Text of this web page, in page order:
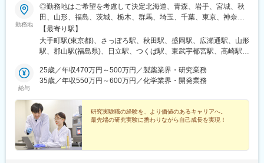
県)、東比恵駅、鹿児島中央駅、水道町駅、五島町駅、旭橋駅、西
早稲田駅、末広町駅(東京都)、立川南駅、高輪ゲートウェイ駅、九
品仏駅、新高島駅、東宿郷駅、葭川公園駅、大神宮下駅、大通
駅、仙台駅、栄町駅(愛知県)、国際センター駅、日吉町駅、第一通
り駅、三島駅、七ツ屋駅、富山駅、福井城址大名町駅、なんば駅
河原町駅、神戸三宮駅(阪神)、本通駅、高松駅(香川県)、南堀端
駅、はりまや橋駅、旦過駅、高見橋駅、熊本城・市役所前駅、長
勤務地
◎勤務地はご希望を考慮して決定北海道、青森、岩手、宮城、秋
田、山形、福島、茨城、栃木、群馬、埼玉、千葉、東京、神奈
川、新潟、長野、富山、石川、福井、山梨、岐阜、静岡、愛知、
三重、滋賀、京都、大阪、兵庫、奈良、和歌山、岡山、広島、山
口、徳島、香川、愛媛、高知、福岡、佐賀、長崎、熊本、大分、
定：ご自宅から90分以内の就業先・エリア限定：下記エリア内の
就業先。エリア内での転居を伴う場合あり・全国：全国の中でス
の区分★東北エリア…青森、岩手、宮城、秋田、山形、福島北関
東エリア…茨木、栃木、群馬、埼玉、東京南関東エリア…東京、
神奈川、千葉甲信越エリア…山梨、長野、新潟、東京東海エリ
ア…静岡、愛知、岐阜、三重北陸エリア…富山、石川、福井関西
エリア…滋賀、京都、大阪、兵庫、奈良、和歌山中四国エリア…
【最寄り駅】
大手町駅(東京都)、さっぽろ駅、秋田駅、盛岡駅、広瀬通駅、山形
駅、郡山駅(福島県)、日立駅、つくば駅、東武宇都宮駅、高崎駅、
井駅、勝どき駅、根津駅、立川北駅、町田駅、川崎駅、みなとみ
らい駅、平塚駅、新潟駅、春日山駅、甲府駅、沼津駅、静岡駅、
町駅、あすなろう四日市駅、彦根駅、草津駅(滋賀県)、烏丸駅、茨
木駅、千里中央駅(大阪モノレール)、大阪駅、三田駅(兵庫県)、三
宮・花時計前駅、西神中央駅、明石駅、加古川駅、岡山駅前駅、
倉敷駅、福山駅、八丁堀駅(広島県)、徳山駅、徳島駅、新居浜駅、
小倉駅(福岡県)、天神駅、大分駅、熊本城・市役所前駅、宮崎駅、
給与
25歳／年収470万円～500万円／製薬業界・研究業務
35歳／年収550万円～600万円／化学業界・開発業務
研究実験職の経験を、より価値のあるキャリアへ。
最先端の研究実験に携わりながら自己成長を実現！